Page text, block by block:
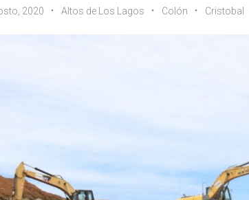
2020 Altos de Los Lagos Colón Cristobal